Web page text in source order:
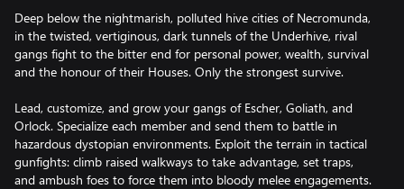
Deep below the nightmarish, polluted hive cities of Necromunda,
in the twisted, vertiginous, dark tunnels of the Underhive, rival
gangs fight to the bitter end for personal power, wealth, survival
and the honour of their Houses. Only the strongest survive.
Lead, customize, and grow your gangs of Escher, Goliath, and
Orlock. Specialize each member and send them to battle in
hazardous dystopian environments. Exploit the terrain in tactical
gunfights: climb raised walkways to take advantage, set traps,
and ambush foes to force them into bloody melee engagements.